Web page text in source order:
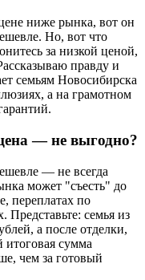
ниже рынка, вот он
Но, вот что
за низкой ценой,
правду и
семьям Новосибирска
а на грамотном
— не выгодно?
— не всегда
может "съесть" до
переплатах по
Представьте: семья из
а после отделки,
итоговая сумма
чем за готовый